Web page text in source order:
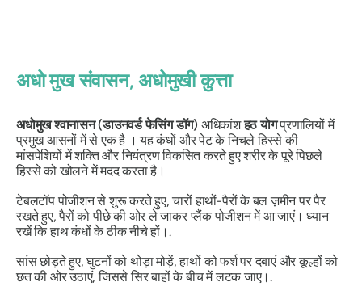
अधो मुख संवासन, अधोमुखी कुत्ता
अधोमुख श्वानासन (डाउनवर्ड फेसिंग डॉग) अधिकांशहठयोगप्रणालियों में
प्रमुख आसनों में से एक है । यह कंधों और पेट के निचले हिस्से की
मांसपेशियों में शक्ति और नियंत्रण विकसित करते हुए शरीर के पूरे पिछले
हिस्से को खोलने में मदद करता है।
टेबलटॉप पोजीशन से शुरू करते हुए, चारों हाथों-पैरों के बल ज़मीन पर पैर
रखते हुए, पैरों को पीछे की ओर ले जाकर प्लैंक पोजीशन में आ जाएं। ध्यान
रखें कि हाथ कंधों के ठीक नीचे हों।.
सांस छोड़ते हुए, घुटनों को थोड़ा मोड़ें, हाथों को फर्श पर दबाएं और कूल्हों को
छत की ओर उठाएं, जिससे सिर बाहों के बीच में लटक जाए।.